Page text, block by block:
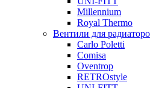
Millennium
Royal Thermo
Вентили для
Carlo Poletti
Comisa
Oventrop
RETROstyle